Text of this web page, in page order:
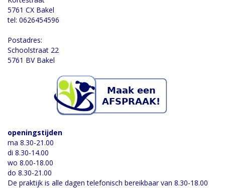
5761 CX Bakel
tel: 0626454596
Postadres:
Schoolstraat 22
5761 BV Bakel
openingstijden
ma 8.30-21.00
di 8.30-14.00
wo 8.00-18.00
do 8.30-21.00
De praktijk is alle dagen telefonisch bereikbaar van 8.30-18.00